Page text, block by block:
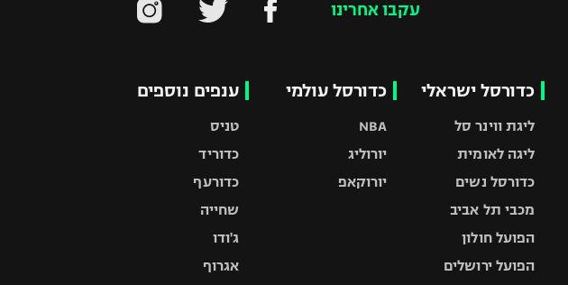
עקבו אחרינו
כדורסל ישראלי
ליגת ווינר סל
ליגה לאומית
כדורסל נשים
מכבי תל אביב
הפועל חולון
הפועל ירושלים
כדורסל עולמי
NBA
יורוליג
יורוקאפ
ענפים נוספים
טניס
כדוריד
כדורעף
שחייה
ג'ודו
אגרוף